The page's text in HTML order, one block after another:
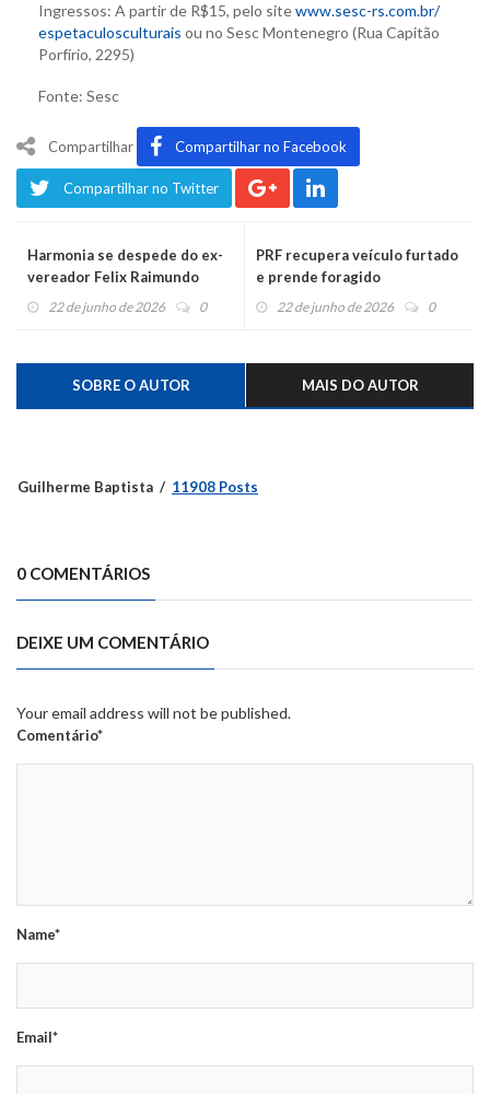
Ingressos: A partir de R$15, pelo sitewww.sesc-rs.com.br/
espetaculosculturais ou no Sesc Montenegro (Rua Capitão
Porfírio, 2295)
Fonte: Sesc
Compartilhar Compartilhar no Facebook
Compartilhar no Twitter
Harmonia se despede do ex-
vereador Felix Raimundo
Altenhofen
22 de junho de 2026 0
PRF recupera veículo furtado
e prende foragido
22 de junho de 2026 0
SOBRE O AUTOR MAIS DO AUTOR
Guilherme Baptista 11908 Posts
0 COMENTÁRIOS
DEIXE UM COMENTÁRIO
Your email address will not be published.
Comentário*
Name*
Email*